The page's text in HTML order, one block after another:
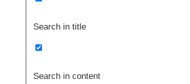
Search in title
Search in content